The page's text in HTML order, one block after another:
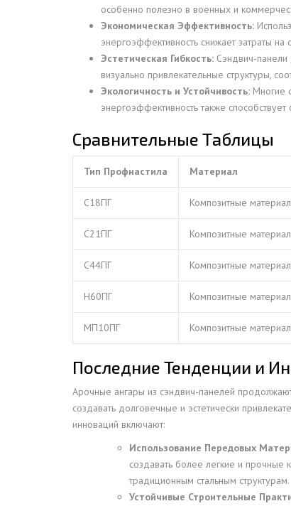
особенно полезно в военных и
Экономическая Эффективность:
энергоэффективность снижает затраты
Эстетическая Гибкость: Сэндвич-панели
визуально привлекательные структуры,
Экологичность и Устойчивость: Многие
энергоэффективность также
Сравнительные Таблицы
Тип Профнастила Материал
С18ПГ Композитные
С21ПГ Композитные
С44ПГ Композитные
Н60ПГ Композитные
МП10ПГ Композитные
Последние Тенденции и
Арочные ангары из сэндвич-панелей
создавать долговечные и эстетически
инноваций включают:
Использование Передовых
создавать более легкие и прочные
традиционным стальным структурам.
Устойчивые Строительные